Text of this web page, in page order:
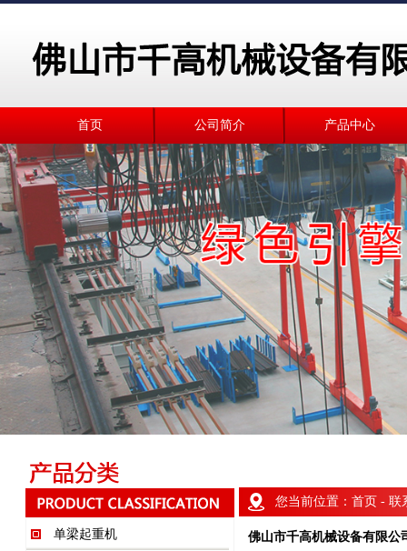
首页 公司简介 产品中心
单梁起重机
您当前位置： 首页- 联
佛山市千高机械设备有限公